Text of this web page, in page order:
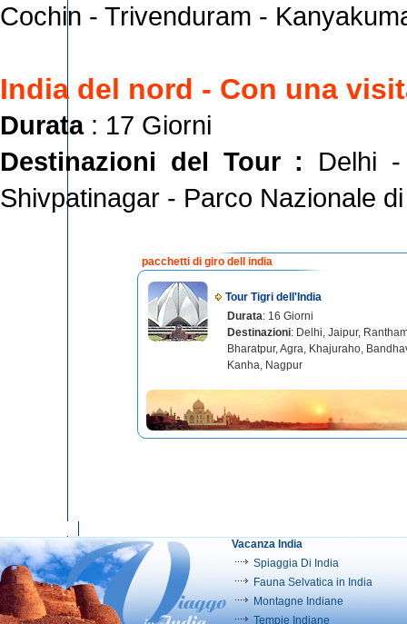
Cochin - Trivenduram -
India del nord - Con una
Durata: 17 Giorni
Destinazioni del Tour : Delhi
Shivpatinagar - Parco Nazionale
pacchetti di giro dell india
Tour Tigri dell'India
Durata: 16 Giorni
Destinazioni: Delhi, Jaipur,
Bharatpur, Agra, Khajuraho,
Kanha, Nagpur
Vacanza India
Spiaggia Di India
Fauna Selvatica in India
Montagne Indiane
Tempie Indiane